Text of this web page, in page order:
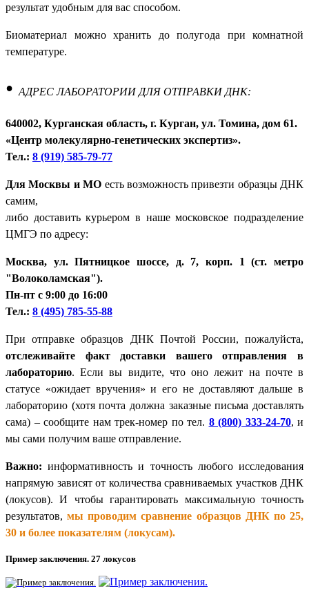
результат удобным для вас способом.
Биоматериал можно хранить до полугода при комнатной
температуре.
• АДРЕС ЛАБОРАТОРИИ ДЛЯ ОТПРАВКИ ДНК:
640002, Курганская область, г. Курган, ул. Томина, дом 61.
«Центр молекулярно-генетических экспертиз».
Тел.: 8 (919) 585-79-77
Для Москвы и МО есть возможность привезти образцы ДНК
самим,
либо доставить курьером в наше московское подразделение
ЦМГЭ по адресу:
Москва, ул. Пятницкое шоссе, д. 7, корп. 1 (ст. метро
"Волоколамская").
Пн-пт с 9:00 до 16:00
Тел.: 8 (495) 785-55-88
При отправке образцов ДНК Почтой России, пожалуйста,
отслеживайте факт доставки вашего отправления в
лабораторию. Если вы видите, что оно лежит на почте в
статусе «ожидает вручения» и его не доставляют дальше в
лабораторию (хотя почта должна заказные письма доставлять
сама) – сообщите нам трек-номер по тел. 8 (800) 333-24-70, и
мы сами получим ваше отправление.
Важно: информативность и точность любого исследования
напрямую зависят от количества сравниваемых участков ДНК
(локусов). И чтобы гарантировать максимальную точность
результатов,мы проводим сравнение образцов ДНК по 25,
30 и более показателям (локусам).
Пример заключения. 27 локусов